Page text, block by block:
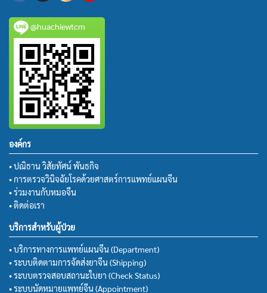
@huachiewtcm
องค์กร
• ปณิธาน วิสัยทัศน์ พันธกิจ
• การตรวจวินิจฉัยโรคด้วยศาสตร์การแพทย์แผนจีน
• ร่วมงานกับหมอจีน
• ติดต่อเรา
บริการสำหรับผู้ป่วย
• บริการทางการแพทย์แผนจีน (Department)
• ระบบติดตามการจัดส่งยาจีน (Shipping)
• ระบบตรวจสอบสถานะใบยา (Check Status)
• ระบบนัดหมายแพทย์จีน (Appointment)